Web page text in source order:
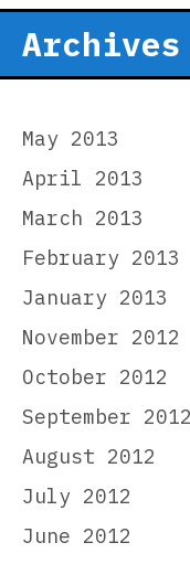
Archives
May 2013
April 2013
March 2013
February 2013
January 2013
November 2012
October 2012
September 2012
August 2012
July 2012
June 2012